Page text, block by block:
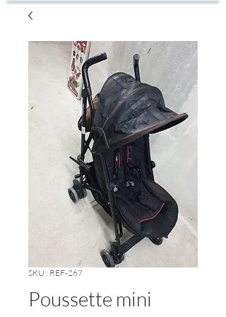
SKU : REF-267
Poussette mini